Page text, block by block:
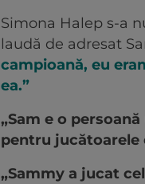
Simona Halep s-a
laudă de adresat
campioană, eu
ea.”
„Sam e o
pentru jucătoarele
„Sammy a jucat